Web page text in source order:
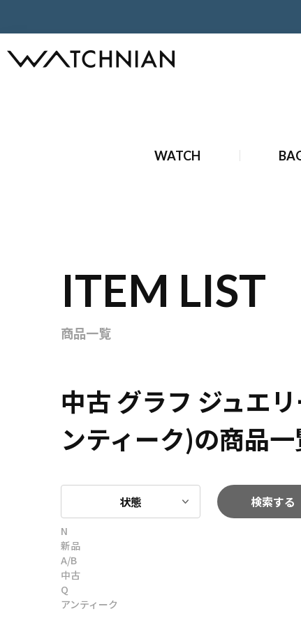
WATCH
ITEM LIST
商品一覧
中古 グラフ ジュエ
ンティーク)の商品
状態 検索する
N
新品
A/B
中古
Q
アンティーク